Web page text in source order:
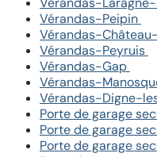
Vérandas-Peipin
Vérandas-
Vérandas-Peyruis
Vérandas-Gap
Vérandas-
Vérandas-Digne-
Porte de garage
Porte de garage
Porte de garage